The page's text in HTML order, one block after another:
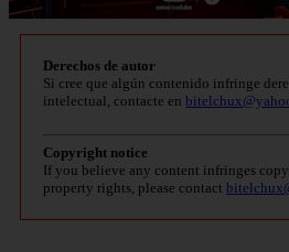
Derechos de autor
Si cree que algún contenido infringe
intelectual, contacte en
Copyright notice
If you believe any content infringes
property rights, please contact